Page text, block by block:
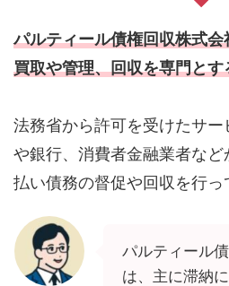
パルティール債権回収株式
買取や管理、回収を専門とす
法務省から許可を受けたサ
や銀行、消費者金融業者な
払い債務の督促や回収を行っ
パルティール
は、主に滞納